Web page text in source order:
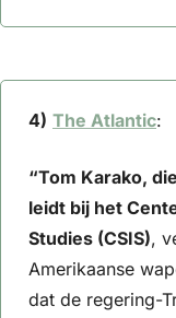
4) The Atlantic:
“Tom Karako,
leidt bij het
Studies (CSIS),
Amerikaanse
dat de regering-